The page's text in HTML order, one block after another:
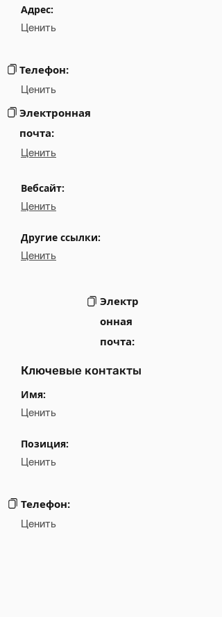
Email
Адрес:
Ценить
Телефон:
Ценить
Электронная
почта:
Ценить
Вебсайт:
Ценить
Другие ссылки:
Ценить
Электр
онная
почта:
Ключевые контакты
Имя:
Ценить
Позиция:
Ценить
Телефон:
Ценить